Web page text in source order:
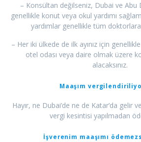
– Konsültan değilseniz, Dubai ve Abu
genellikle konut veya okul yardımı
yardımlar genellikle tüm
– Her iki ülkede de ilk ayınız için
otel odası veya daire olmak üzere
alacaksınız.
Maaşım
Hayır, ne Dubai’de ne de Katar’da gelir
vergi kesintisi yapılmadan
İşverenim maaşımı